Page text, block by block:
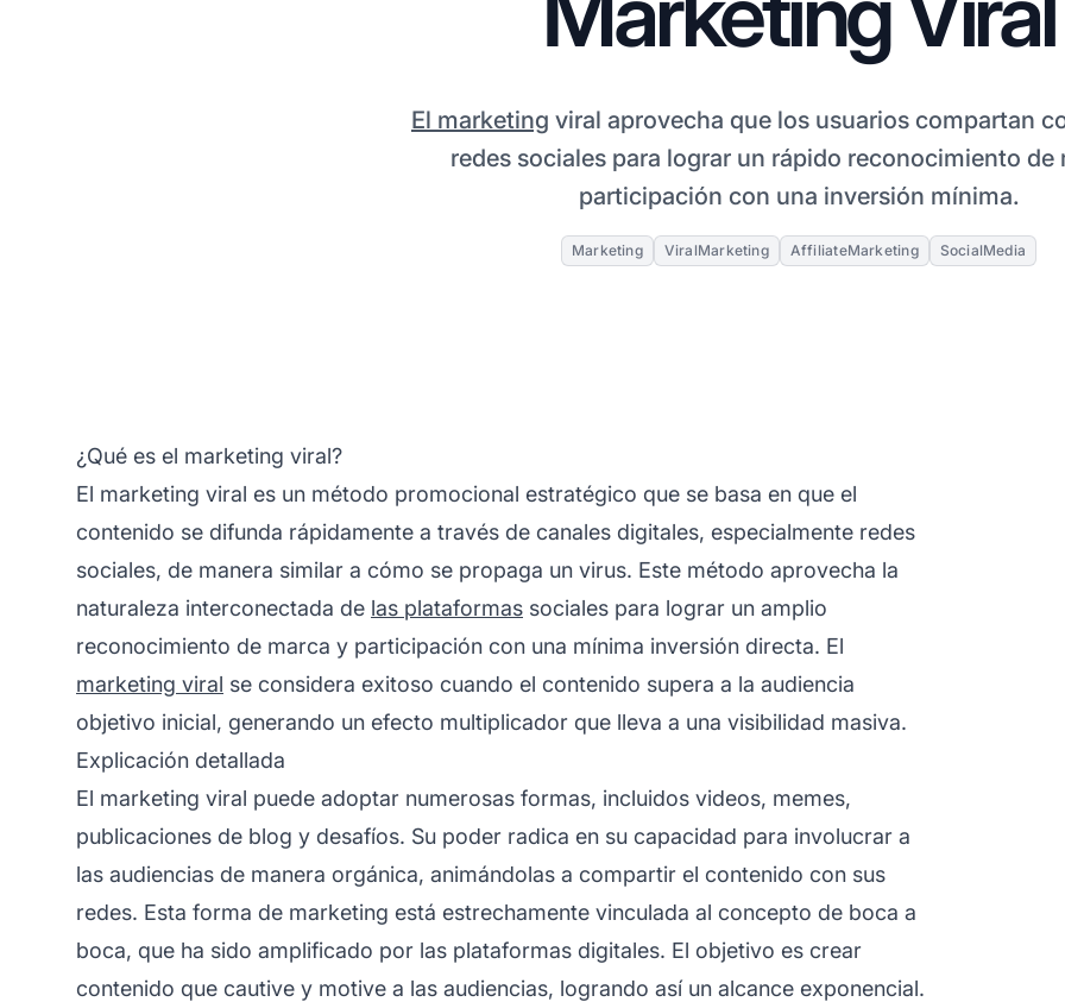
El marketing viral aprovecha que los usuarios compartan
redes sociales para lograr un rápido reconocimiento de
participación con una inversión mínima.
Marketing ViralMarketing AffiliateMarketing SocialMedia
¿Qué es el marketing viral?
El marketing viral es un método promocional estratégico que se basa en que el
contenido se difunda rápidamente a través de canales digitales, especialmente redes
sociales, de manera similar a cómo se propaga un virus. Este método aprovecha la
naturaleza interconectada de las plataformas sociales para lograr un amplio
reconocimiento de marca y participación con una mínima inversión directa. El
marketing viral se considera exitoso cuando el contenido supera a la audiencia
objetivo inicial, generando un efecto multiplicador que lleva a una visibilidad masiva.
Explicación detallada
El marketing viral puede adoptar numerosas formas, incluidos videos, memes,
publicaciones de blog y desafíos. Su poder radica en su capacidad para involucrar a
las audiencias de manera orgánica, animándolas a compartir el contenido con sus
redes. Esta forma de marketing está estrechamente vinculada al concepto de boca a
boca, que ha sido amplificado por las plataformas digitales. El objetivo es crear
contenido que cautive y motive a las audiencias, logrando así un alcance exponencial.